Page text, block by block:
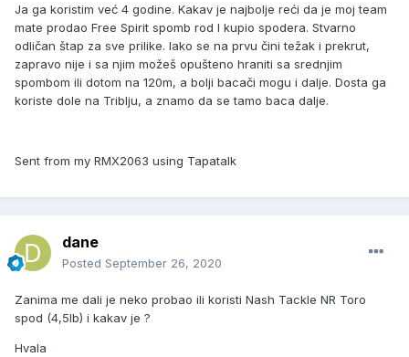
Ja ga koristim već 4 godine. Kakav je najbolje reći da je moj team
mate prodao Free Spirit spomb rod I kupio spodera. Stvarno
odličan štap za sve prilike. Iako se na prvu čini težak i prekrut,
zapravo nije i sa njim možeš opušteno hraniti sa srednjim
spombom ili dotom na 120m, a bolji bacači mogu i dalje. Dosta ga
koriste dole na Triblju, a znamo da se tamo baca dalje.
Sent from my RMX2063 using Tapatalk
dane
Posted September 26, 2020
Zanima me dali je neko probao ili koristi Nash Tackle NR Toro
spod (4,5lb) i kakav je ?
Hvala